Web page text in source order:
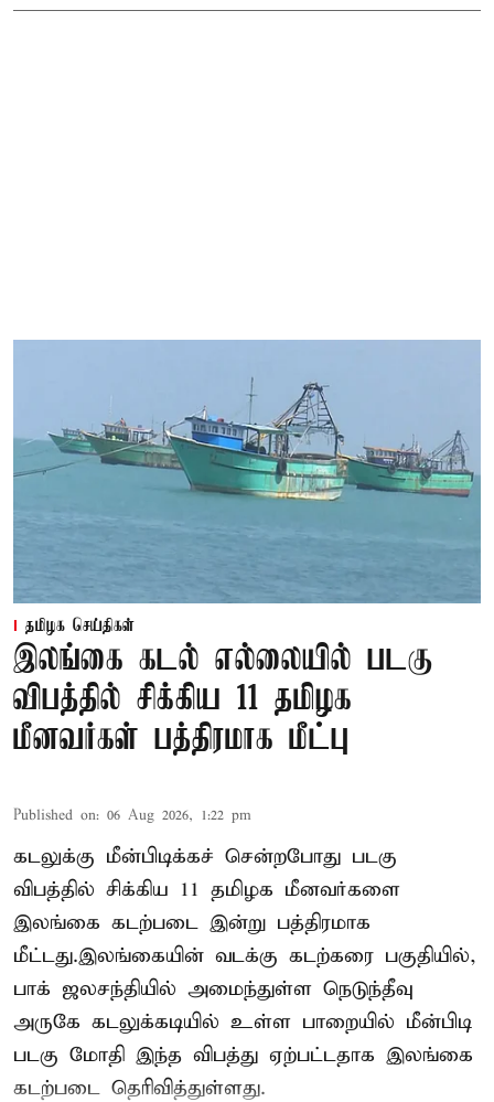
தமிழக செய்திகள்
இலங்கை கடல் எல்லையில் படகு
விபத்தில் சிக்கிய 11 தமிழக
மீனவர்கள் பத்திரமாக மீட்பு
Published on: 06 Aug 2026, 1:22 pm
கடலுக்கு மீன்பிடிக்கச் சென்றபோது படகு
விபத்தில் சிக்கிய 11 தமிழக மீனவர்களை
இலங்கை கடற்படை இன்று பத்திரமாக
மீட்டது.இலங்கையின் வடக்கு கடற்கரை பகுதியில்,
பாக் ஜலசந்தியில் அமைந்துள்ள நெடுந்தீவு
அருகே கடலுக்கடியில் உள்ள பாறையில் மீன்பிடி
படகு மோதி இந்த விபத்து ஏற்பட்டதாக இலங்கை
கடற்படை தெரிவித்துள்ளது.